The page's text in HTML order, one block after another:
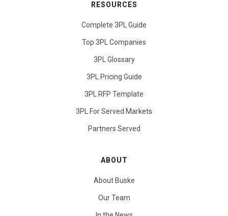
RESOURCES
Complete 3PL Guide
Top 3PL Companies
3PL Glossary
3PL Pricing Guide
3PL RFP Template
3PL For Served Markets
Partners Served
ABOUT
About Buske
Our Team